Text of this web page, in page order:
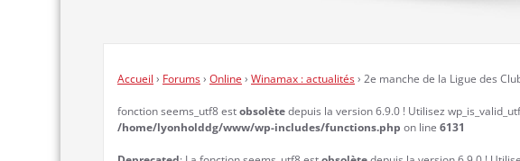
Accueil › Forums› Online › Winamax : actualités› 2e manche de la Ligue des
fonction seems_utf8 estobsolètedepuis la version 6.9.0 ! Utilisez
/home/lyonholddg/www/wp-includes/functions.php on line 6131